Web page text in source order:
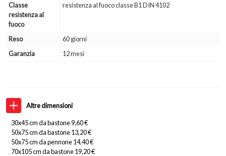
Altre dimensioni
30x45 cm da bastone 9,60 €
50x75 cm da bastone 13,20 €
50x75 cm da pennone 14,40 €
70x105 cm da bastone 19,20 €
Classe
resistenza al
fuoco
resistenza al fuoco classe B1 DIN 4102
Reso
60 giorni
Garanzia
12 mesi